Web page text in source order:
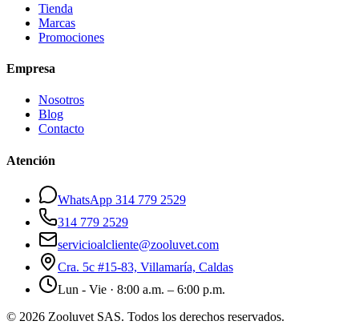
Tienda
Marcas
Promociones
Empresa
Nosotros
Blog
Contacto
Atención
WhatsApp 314 779 2529
314 779 2529
servicioalcliente@zooluvet.com
Cra. 5c #15-83, Villamaría, Caldas
Lun - Vie · 8:00 a.m. – 6:00 p.m.
© 2026 Zooluvet SAS. Todos los derechos reservados.